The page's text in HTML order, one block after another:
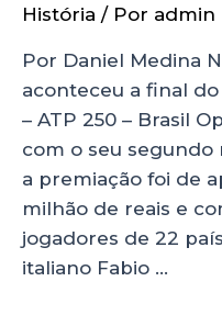
História / Por admin
Por Daniel Medina
aconteceu a final
– ATP 250 – Brasil
com o seu segundo
a premiação foi de
milhão de reais e
jogadores de 22
italiano Fabio …